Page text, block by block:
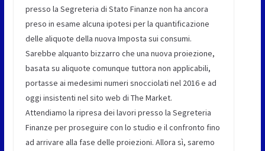
presso la Segreteria di Stato Finanze non ha ancora
preso in esame alcuna ipotesi per la quantificazione
delle aliquote della nuova Imposta sui consumi.
Sarebbe alquanto bizzarro che una nuova proiezione,
basata su aliquote comunque tuttora non applicabili,
portasse ai medesimi numeri snocciolati nel 2016 e ad
oggi insistenti nel sito web di The Market.
Attendiamo la ripresa dei lavori presso la Segreteria
Finanze per proseguire con lo studio e il confronto fino
ad arrivare alla fase delle proiezioni. Allora sì, saremo